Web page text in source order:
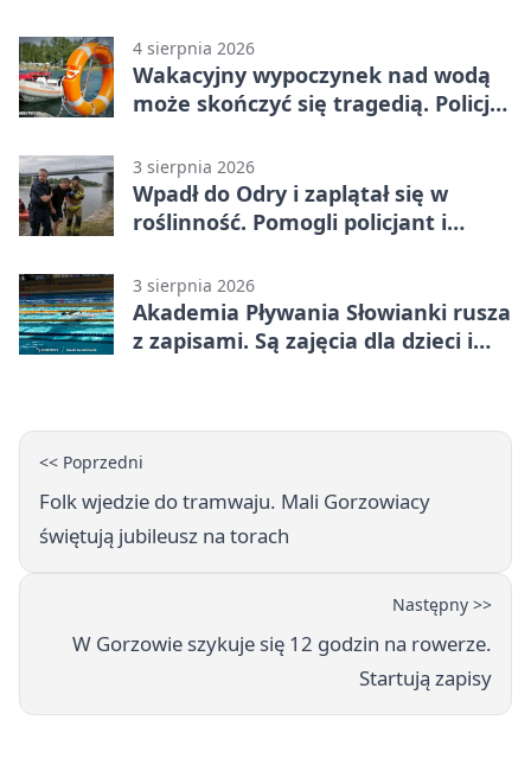
4 sierpnia 2026
Wakacyjny wypoczynek nad wodą
może skończyć się tragedią. Policja
3 sierpnia 2026
Wpadł do Odry i zaplątał się w
roślinność. Pomogli policjant i
3 sierpnia 2026
Akademia Pływania Słowianki rusza
z zapisami. Są zajęcia dla dzieci i
<< Poprzedni
Folk wjedzie do tramwaju. Mali Gorzowiacy
świętują jubileusz na torach
Następny >>
W Gorzowie szykuje się 12 godzin na rowerze.
Startują zapisy